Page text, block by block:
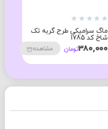
★
★
★
★
★
ماگ سرامیکی طرح گربه تک
شاخ کد 1785
380,000تومان مشاهده